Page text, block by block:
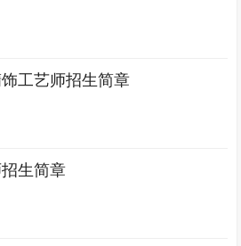
工艺师招生简章
生简章